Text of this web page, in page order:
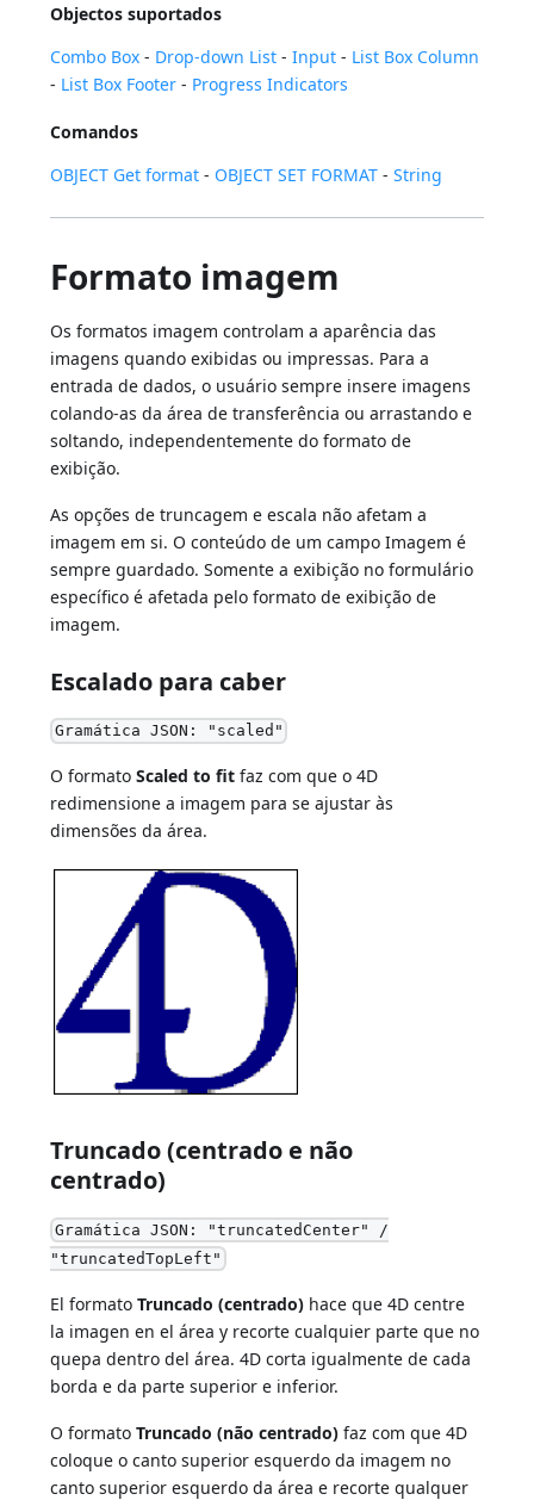
Objectos suportados
Combo Box - Drop-down List -Input - List Box Column
- List Box Footer - Progress Indicators
Comandos
OBJECT Get format - OBJECT SET FORMAT -String
Formato imagem
Os formatos imagem controlam a aparência das
imagens quando exibidas ou impressas. Para a
entrada de dados, o usuário sempre insere imagens
colando-as da área de transferência ou arrastando e
soltando, independentemente do formato de
exibição.
As opções de truncagem e escala não afetam a
imagem em si. O conteúdo de um campo Imagem é
sempre guardado. Somente a exibição no formulário
específico é afetada pelo formato de exibição de
imagem.
Escalado para caber
Gramática JSON: "scaled"
O formatoScaled to fit faz com que o 4D
redimensione a imagem para se ajustar às
dimensões da área.
Truncado (centrado e não
centrado)
Gramática JSON: "truncatedCenter" /
"truncatedTopLeft"
El formatoTruncado (centrado) hace que 4D centre
la imagen en el área y recorte cualquier parte que no
quepa dentro del área. 4D corta igualmente de cada
borda e da parte superior e inferior.
O formatoTruncado (não centrado) faz com que 4D
coloque o canto superior esquerdo da imagem no
canto superior esquerdo da área e recorte qualquer